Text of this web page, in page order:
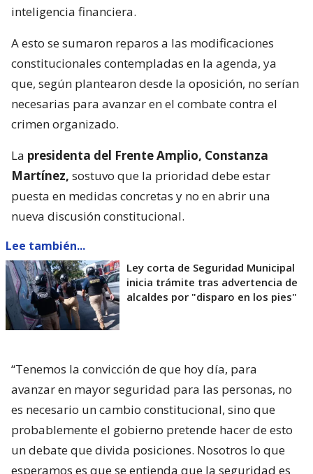
inteligencia financiera.
A esto se sumaron reparos a las modificaciones
constitucionales contempladas en la agenda, ya
que, según plantearon desde la oposición, no serían
necesarias para avanzar en el combate contra el
crimen organizado.
La presidenta del Frente Amplio, Constanza
Martínez, sostuvo que la prioridad debe estar
puesta en medidas concretas y no en abrir una
nueva discusión constitucional.
Lee también...
Ley corta de Seguridad Municipal
inicia trámite tras advertencia de
alcaldes por "disparo en los pies"
“Tenemos la convicción de que hoy día, para
avanzar en mayor seguridad para las personas, no
es necesario un cambio constitucional, sino que
probablemente el gobierno pretende hacer de esto
un debate que divida posiciones. Nosotros lo que
esperamos es que se entienda que la seguridad es